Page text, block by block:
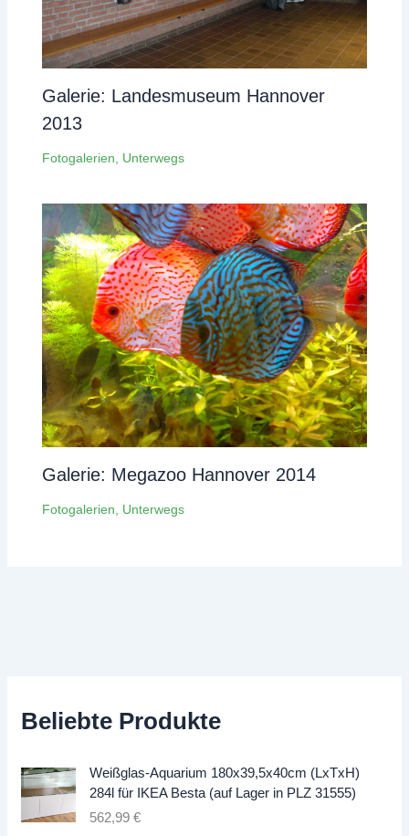
Galerie: Landesmuseum Hannover
2013
Fotogalerien Unterwegs
Galerie: Megazoo Hannover 2014
Fotogalerien, Unterwegs
Beliebte Produkte
Weißglas-Aquarium 180x39,5x40cm (LxTxH)
284l für IKEA Besta (auf Lager in PLZ 31555)
562,99€